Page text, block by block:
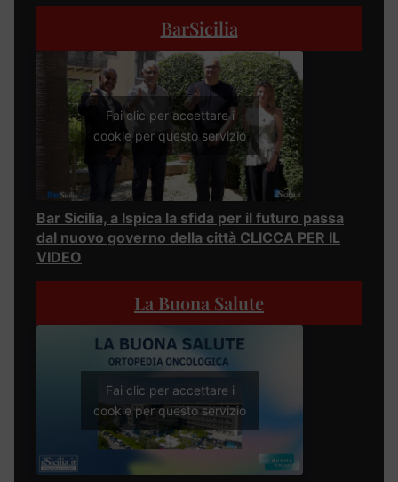
BarSicilia
Fai clic per accettare i
cookie per questo servizio
Bar Sicilia, a Ispica la sfida per il futuro passa
dal nuovo governo della città CLICCA PER IL
VIDEO
La Buona Salute
Fai clic per accettare i
cookie per questo servizio